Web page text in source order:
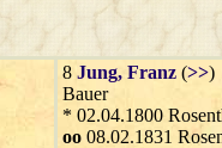
8 Jung, Franz (>>)
Bauer
* 02.04.1800
oo 08.02.1831